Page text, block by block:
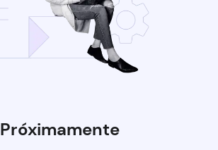
Próximamente